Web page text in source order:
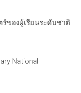
ของผู้เรียนระดับชาติ
National